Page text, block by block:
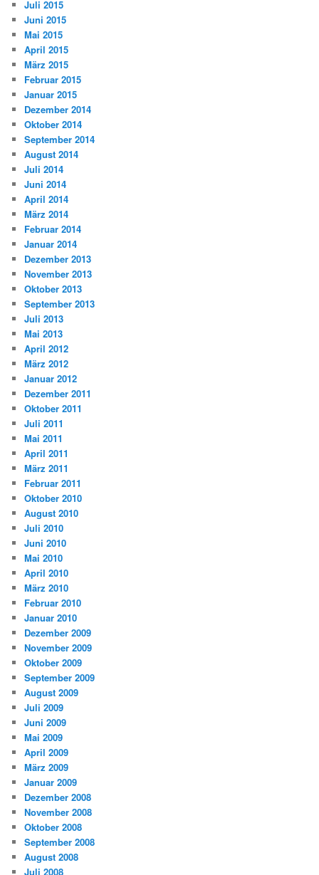
Juli 2015
Juni 2015
Mai 2015
April 2015
März 2015
Februar 2015
Januar 2015
Dezember 2014
Oktober 2014
September 2014
August 2014
Juli 2014
Juni 2014
April 2014
März 2014
Februar 2014
Januar 2014
Dezember 2013
November 2013
Oktober 2013
September 2013
Juli 2013
Mai 2013
April 2012
März 2012
Januar 2012
Dezember 2011
Oktober 2011
Juli 2011
Mai 2011
April 2011
März 2011
Februar 2011
Oktober 2010
August 2010
Juli 2010
Juni 2010
Mai 2010
April 2010
März 2010
Februar 2010
Januar 2010
Dezember 2009
November 2009
Oktober 2009
September 2009
August 2009
Juli 2009
Juni 2009
Mai 2009
April 2009
März 2009
Januar 2009
Dezember 2008
November 2008
Oktober 2008
September 2008
August 2008
Juli 2008